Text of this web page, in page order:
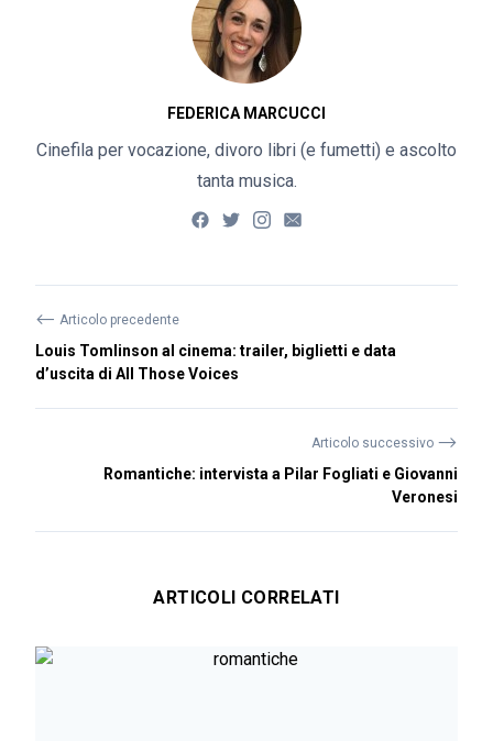
FEDERICA MARCUCCI
Cinefila per vocazione, divoro libri (e fumetti) e ascolto
tanta musica.
⟵ Articolo precedente
Louis Tomlinson al cinema: trailer, biglietti e data
d’uscita di All Those Voices
Articolo successivo ⟶
Romantiche: intervista a Pilar Fogliati e Giovanni
Veronesi
ARTICOLI CORRELATI